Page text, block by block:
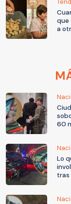
que
a
60
Lo
tras